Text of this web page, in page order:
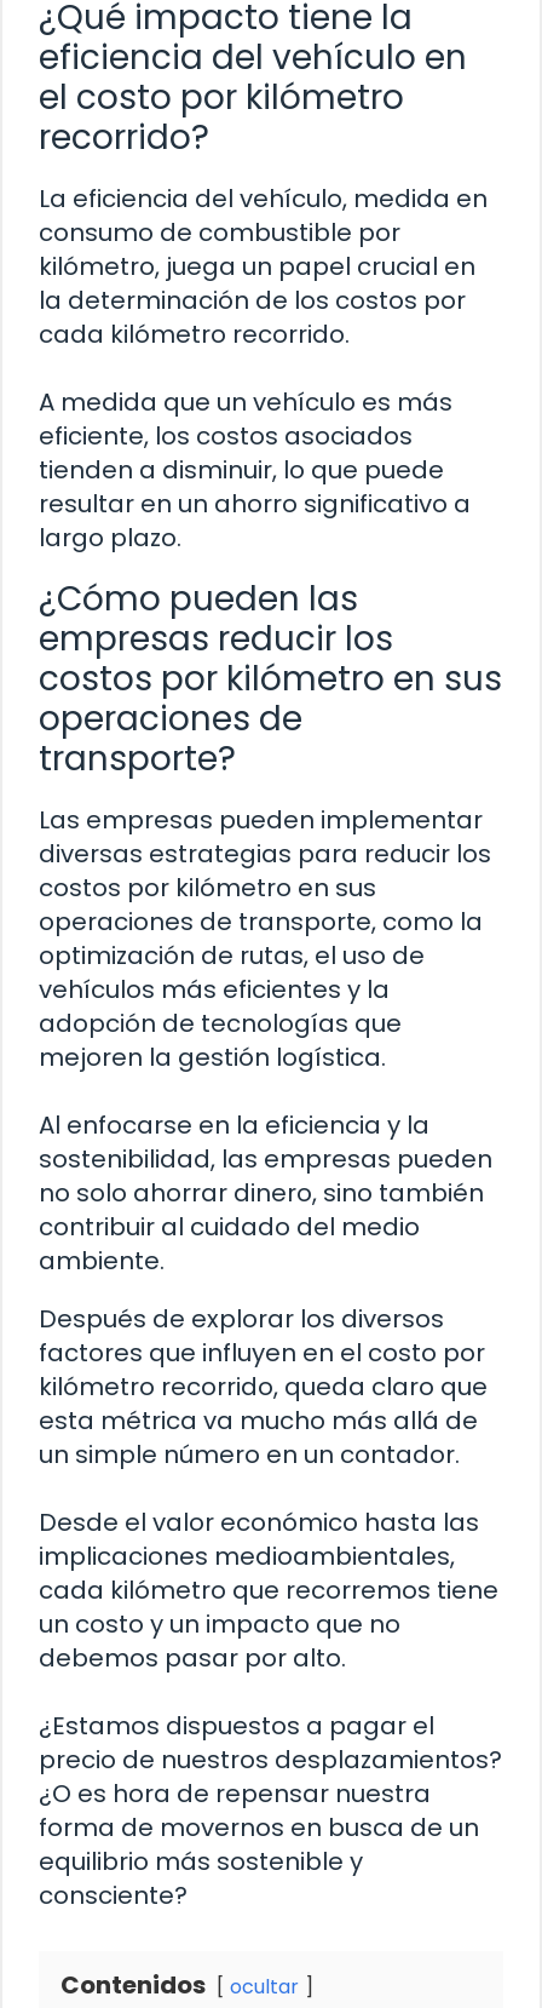
¿Qué impacto tiene la
eficiencia del vehículo en
el costo por kilómetro
recorrido?
La eficiencia del vehículo, medida en
consumo de combustible por
kilómetro, juega un papel crucial en
la determinación de los costos por
cada kilómetro recorrido.
A medida que un vehículo es más
eficiente, los costos asociados
tienden a disminuir, lo que puede
resultar en un ahorro significativo a
largo plazo.
¿Cómo pueden las
empresas reducir los
costos por kilómetro en sus
operaciones de
transporte?
Las empresas pueden implementar
diversas estrategias para reducir los
costos por kilómetro en sus
operaciones de transporte, como la
optimización de rutas, el uso de
vehículos más eficientes y la
adopción de tecnologías que
mejoren la gestión logística.
Al enfocarse en la eficiencia y la
sostenibilidad, las empresas pueden
no solo ahorrar dinero, sino también
contribuir al cuidado del medio
ambiente.
Después de explorar los diversos
factores que influyen en el costo por
kilómetro recorrido, queda claro que
esta métrica va mucho más allá de
un simple número en un contador.
Desde el valor económico hasta las
implicaciones medioambientales,
cada kilómetro que recorremos tiene
un costo y un impacto que no
debemos pasar por alto.
¿Estamos dispuestos a pagar el
precio de nuestros desplazamientos?
¿O es hora de repensar nuestra
forma de movernos en busca de un
equilibrio más sostenible y
consciente?
Contenidos ocultar